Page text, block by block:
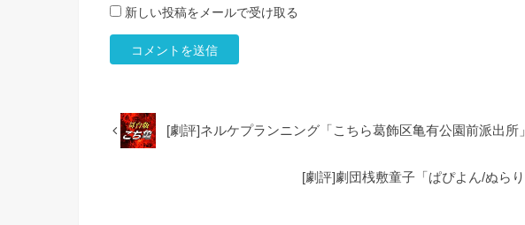
新しい投稿をメールで受け取る
[劇評]ネルケプランニング「こちら葛飾区亀有公園前派出所
[劇評]劇団桟敷童子「ぱぴよん/ぬら